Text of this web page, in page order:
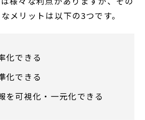
メリットは以下の3つです。
化できる
化できる
を可視化・一元化できる